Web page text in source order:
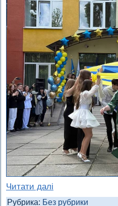
Читати далі
Рубрика: Без рубрики